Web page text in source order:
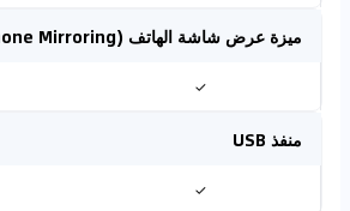
ميزة عرض شاشة الهاتف (Phone Mirroring)
✓
منفذ USB
✓